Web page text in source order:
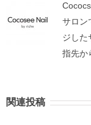
サロン
ジした
指先か
関連投稿